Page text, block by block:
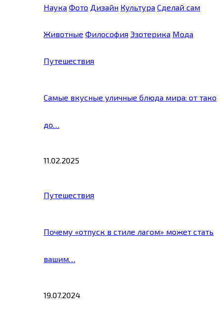
Наука Фото Дизайн Культура Сделай сам
Животные Философия Эзотерика Мода
Путешествия
Самые вкусные уличные блюда мира: от тако
до…
11.02.2025
Путешествия
Почему «отпуск в стиле лагом» может стать
вашим…
19.07.2024